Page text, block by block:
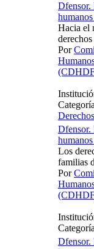
Dfensor.
Hacia el
Por
Dfensor.
Los
familias
Por
Dfensor.